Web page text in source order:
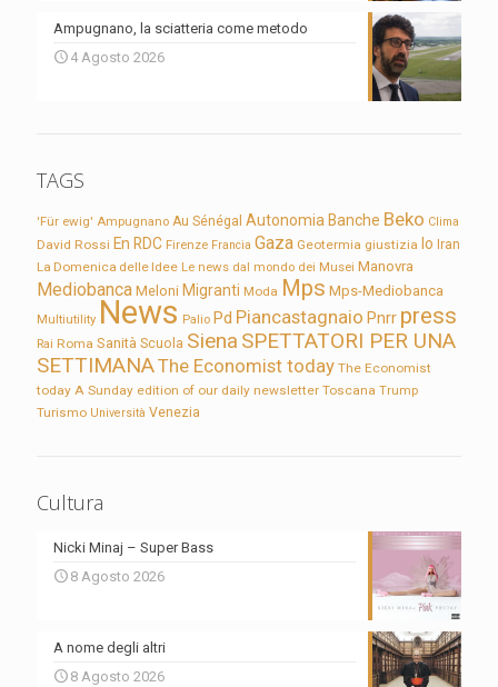
Ampugnano, la sciatteria come metodo
4 Agosto 2026
TAGS
'Für ewig' Ampugnano Au Sénégal Autonomia Banche Beko Clima
David Rossi En RDC Firenze Francia Gaza Geotermia giustizia Io Iran
La Domenica delle Idee Le news dal mondo dei Musei Manovra
Mediobanca Meloni Migranti Moda Mps Mps-Mediobanca
Multiutility News Palio Pd Piancastagnaio Pnrr press
Rai Roma Sanità Scuola Siena SPETTATORI PER UNA
SETTIMANAThe Economist today The Economist
today A Sunday edition of our daily newsletter Toscana Trump
Turismo Università Venezia
Cultura
Nicki Minaj – Super Bass
8 Agosto 2026
A nome degli altri
8 Agosto 2026